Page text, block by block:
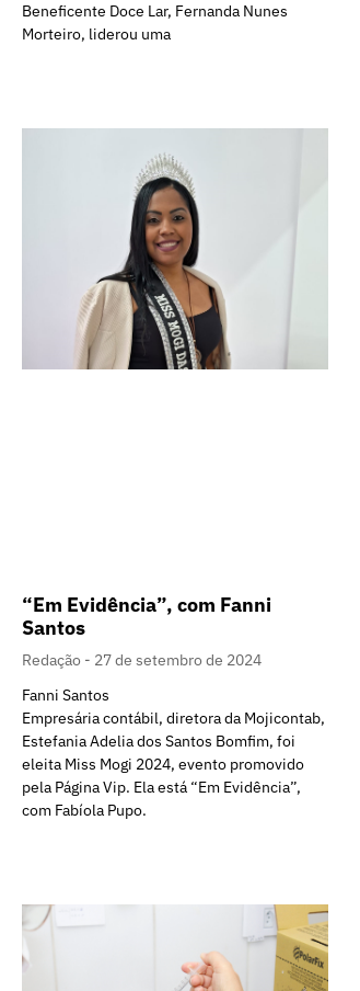
Beneficente Doce Lar, Fernanda Nunes
Morteiro, liderou uma
“Em Evidência”, com Fanni
Santos
Redação
27 de setembro de 2024
Fanni Santos
Empresária contábil, diretora da Mojicontab,
Estefania Adelia dos Santos Bomfim, foi
eleita Miss Mogi 2024, evento promovido
pela Página Vip. Ela está “Em Evidência”,
com Fabíola Pupo.